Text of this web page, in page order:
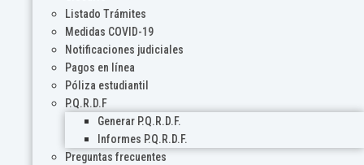
Listado Trámites
Medidas COVID-19
Notificaciones judiciales
Pagos en línea
Póliza estudiantil
P.Q.R.D.F
Generar P.Q.R.D.F.
Informes P.Q.R.D.F.
Preguntas frecuentes